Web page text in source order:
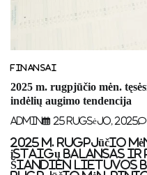
FINANSAI
2025 m. rugpjūčio mėn.
indėlių augimo tendencija
Admin 25 Rugsėjo, 2025
2025 m. rugpjūčio
įstaigų balansas ir
Šiandien Lietuvos